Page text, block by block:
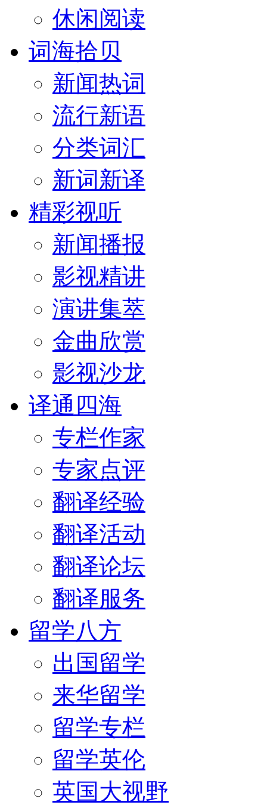
休闲阅读
词海拾贝
新闻热词
流行新语
分类词汇
新词新译
精彩视听
新闻播报
影视精讲
演讲集萃
金曲欣赏
影视沙龙
译通四海
专栏作家
专家点评
翻译经验
翻译活动
翻译论坛
翻译服务
留学八方
出国留学
来华留学
留学专栏
留学英伦
英国大视野